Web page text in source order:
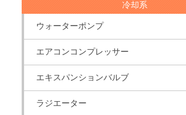
冷却系
ウォーターポンプ
エアコンコンプレッサー
エキスパンションバルブ
ラジエーター